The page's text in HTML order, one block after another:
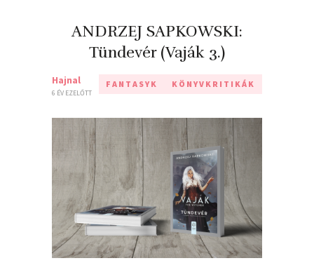
ANDRZEJ SAPKOWSKI:
Tündevér (Vaják 3.)
Hajnal
6 ÉV EZELŐTT
FANTASYK KÖNYVKRITIKÁK